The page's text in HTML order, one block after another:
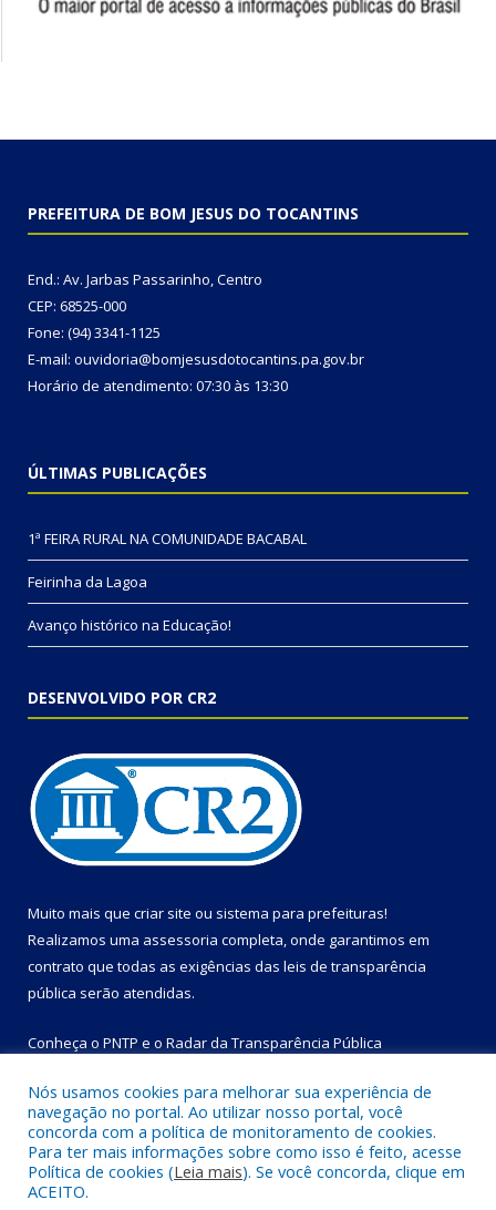
PREFEITURA DE BOM JESUS DO TOCANTINS
End.: Av. Jarbas Passarinho, Centro
CEP: 68525-000
Fone: (94) 3341-1125
E-mail: ouvidoria@bomjesusdotocantins.pa.gov.br
Horário de atendimento: 07:30 às 13:30
ÚLTIMAS PUBLICAÇÕES
1ª FEIRA RURAL NA COMUNIDADE BACABAL
Feirinha da Lagoa
Avanço histórico na Educação!
DESENVOLVIDO POR CR2
Muito mais que criar site ou sistema para prefeituras!
Realizamos uma assessoria completa, onde garantimos em
contrato que todas as exigências das leis de transparência
pública serão atendidas.
Conheça o PNTP e o Radar da Transparência Pública
Todos os direitos reservados a Prefeitura Municipal de Bom
Jesus do Tocantins.
Nós usamos cookies para melhorar sua experiência de
navegação no portal. Ao utilizar nosso portal, você
concorda com a política de monitoramento de cookies.
Para ter mais informações sobre como isso é feito, acesse
Política de cookies (Leia mais). Se você concorda, clique em
ACEITO.